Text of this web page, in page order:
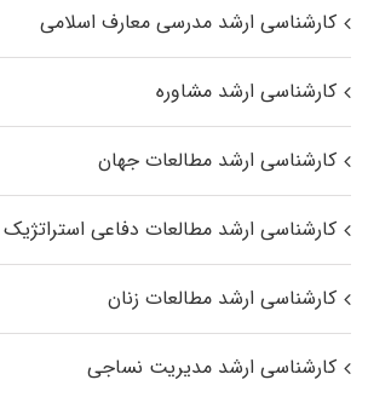
کارشناسی ارشد مدرسی معارف اسلامی
کارشناسی ارشد مشاوره
کارشناسی ارشد مطالعات جهان
کارشناسی ارشد مطالعات دفاعی استراتژیک
کارشناسی ارشد مطالعات زنان
کارشناسی ارشد مدیریت نساجی